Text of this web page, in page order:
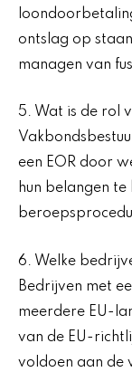
ontslag op
managen van
5. Wat is de rol
een EOR door
hun belangen
6. Welke
Bedrijven met
meerdere EU-
van de EU-
voldoen aan de